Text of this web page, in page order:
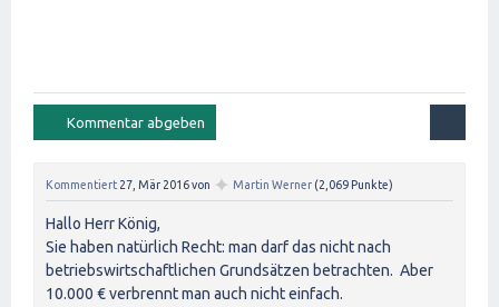
Kommentiert 27, Mär 2016von ✦ Martin Werner (2,069 Punkte)
Hallo Herr König,
Sie haben natürlich Recht: man darf das nicht nach
betriebswirtschaftlichen Grundsätzen betrachten. Aber
10.000 € verbrennt man auch nicht einfach.